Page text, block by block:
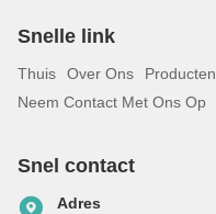
Snelle link
Thuis Over Ons Producten
Neem Contact Met Ons Op
Snel contact
Adres